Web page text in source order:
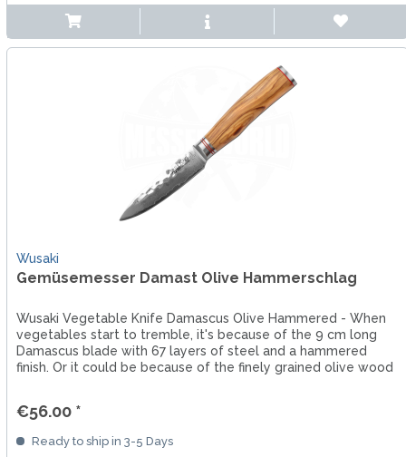
Wusaki
Gemüsemesser Damast Olive Hammerschlag
Wusaki Vegetable Knife Damascus Olive Hammered - When
vegetables start to tremble, it's because of the 9 cm long
Damascus blade with 67 layers of steel and a hammered
finish. Or it could be because of the finely grained olive wood
€56.00 *
Ready to ship in 3-5 Days